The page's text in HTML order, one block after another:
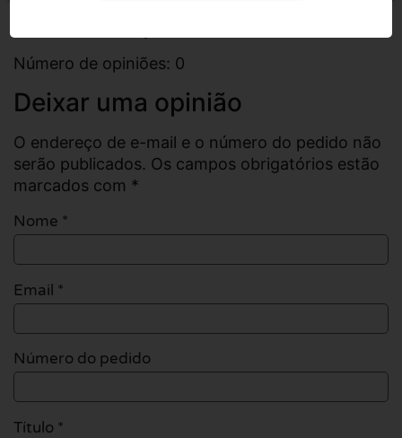
Número de opiniões: 0
Deixar uma opinião
O endereço de e-mail e o número do pedido não
serão publicados. Os campos obrigatórios estão
marcados com *
Nome *
Email *
Número do pedido
Título *